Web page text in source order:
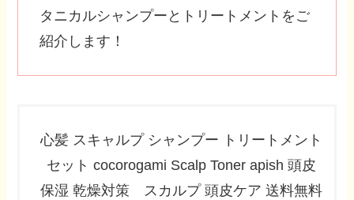
タニカルシャンプーとトリートメントをご
紹介します！
心髪 スキャルプ シャンプー トリートメント
セット cocorogami Scalp Toner apish 頭皮
保湿 乾燥対策 スカルプ 頭皮ケア 送料無料